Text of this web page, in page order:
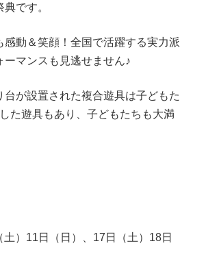
です。
感動＆笑顔！全国で活躍する実力派
ーマンスも見逃せません♪
台が設置された複合遊具は子どもた
た遊具もあり、子どもたちも大満
）11日（日）、17日（土）18日